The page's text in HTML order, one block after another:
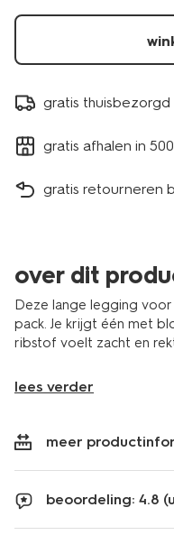
gratis thuisbezorgd
gratis afhalen in
gratis retourneren
over dit
Deze lange legging
pack. Je krijgt één met
ribstof voelt zacht en
lees verder
meer
beoordeling: 4.8